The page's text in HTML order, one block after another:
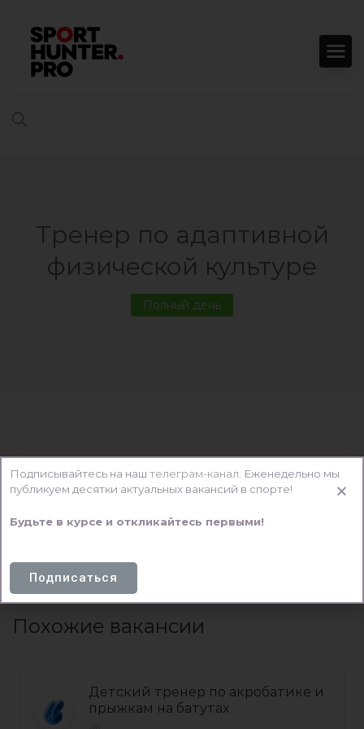
Тренер по адаптивной
физической культуре
Полный день
This listing has expired.
Похожие вакансии
Детский тренер по акробатике и
прыжкам на батутах
Подписывайтесь на наш телеграм-канал Еженедельно мы
публикуем десятки актуальных вакансий в спорте!
Будьте в курсе и откликайтесь первыми!
Подписаться